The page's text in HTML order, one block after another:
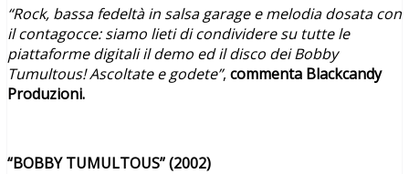
“Rock, bassa fedeltà in salsa garage e melodia dosata con
il contagocce: siamo lieti di condividere su tutte le
piattaforme digitali il demo ed il disco dei Bobby
Tumultous! Ascoltate e godete”, commenta Blackcandy
Produzioni.
“BOBBY TUMULTOUS” (2002)